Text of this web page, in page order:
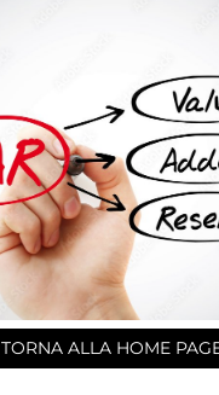
TORNA ALLA HOME